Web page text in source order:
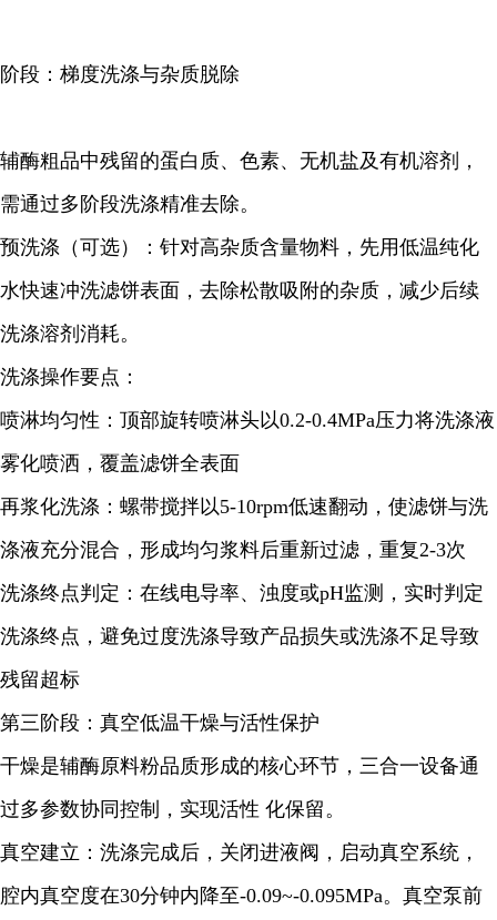
阶段：梯度洗涤与杂质脱除
辅酶粗品中残留的蛋白质、色素、无机盐及有机溶剂，
需通过多阶段洗涤精准去除。
预洗涤（可选）：针对高杂质含量物料，先用低温纯化
水快速冲洗滤饼表面，去除松散吸附的杂质，减少后续
洗涤溶剂消耗。
洗涤操作要点：
喷淋均匀性：顶部旋转喷淋头以0.2-0.4MPa压力将洗涤液
雾化喷洒，覆盖滤饼全表面
再浆化洗涤：螺带搅拌以5-10rpm低速翻动，使滤饼与洗
涤液充分混合，形成均匀浆料后重新过滤，重复2-3次
洗涤终点判定：在线电导率、浊度或pH监测，实时判定
洗涤终点，避免过度洗涤导致产品损失或洗涤不足导致
残留超标
第三阶段：真空低温干燥与活性保护
干燥是辅酶原料粉品质形成的核心环节，三合一设备通
过多参数协同控制，实现活性 化保留。
真空建立：洗涤完成后，关闭进液阀，启动真空系统，
腔内真空度在30分钟内降至-0.09~-0.095MPa。真空泵前